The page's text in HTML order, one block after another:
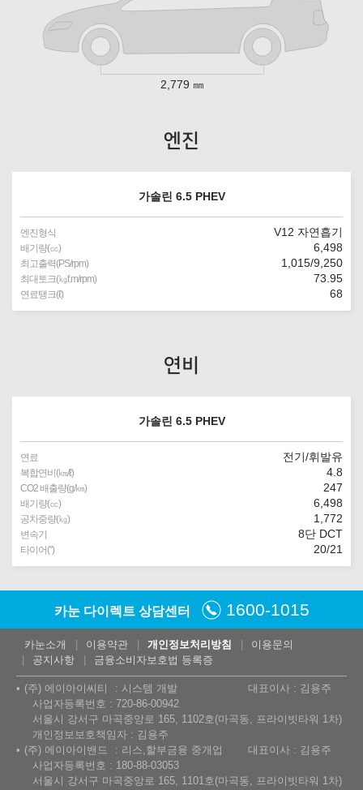
2,779 ㎜
엔진
가솔린 6.5 PHEV
엔진형식 V12 자연흡기
배기량(㏄) 6,498
최고출력(PS/rpm) 1,015/9,250
최대토크(㎏f.m/rpm) 73.95
연료탱크(ℓ) 68
연비
가솔린 6.5 PHEV
연료 전기/휘발유
복합연비(㎞/ℓ) 4.8
CO2 배출량(g/㎞) 247
배기량(㏄) 6,498
공차중량(㎏) 1,772
변속기 8단 DCT
타이어(″) 20/21
카눈 다이렉트 상담센터 1600-1015
카눈소개 이용약관 개인정보처리방침
이용문의
공지사항
금융소비자보호법 등록증
(주) 에이아이씨티 시스템 개발
대표이사 : 김용주
사업자등록번호 : 720-86-00942
서울시 강서구 마곡중앙로 165, 1102호(마곡동, 프라이빗타워 1차)
개인정보보호책임자 : 김용주
(주) 에이아이밴드
리스,할부금융 중개업
대표이사 : 김용주
사업자등록번호 : 180-88-03053
서울시 강서구 마곡중앙로 165, 1101호(마곡동, 프라이빗타워 1차)